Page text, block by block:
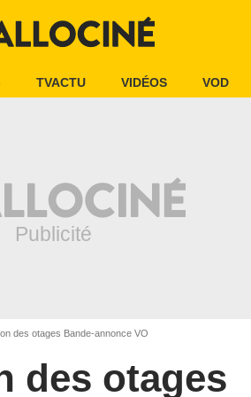
TVACTU VIDÉOS VOD
des otages Bande-annonce VO
des otages